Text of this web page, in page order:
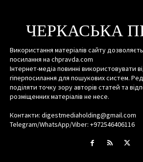
ЧЕРКАСЬКА
Використання матеріалів сайту
посилання на chpravda.com
Інтернет-медіа повинні використовувати
гіперпосилання для пошукових систем.
поділяти точку зору авторів статей та
розміщенних матеріалів не несе.
Контакти: digestmediaholding@gmail.com
Telegram/WhatsApp/Viber: +972546406116